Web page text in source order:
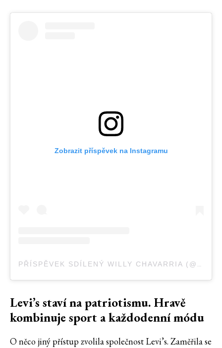
Zobrazit příspěvek na Instagramu
PŘÍSPĚVEK SDÍLENÝ WILLY CHAVARRIA (@WILLYCHAVARRIA)
Levi’s staví na patriotismu. Hravě
kombinuje sport a každodenní módu
O něco jiný přístup zvolila společnost Levi’s. Zaměřila se